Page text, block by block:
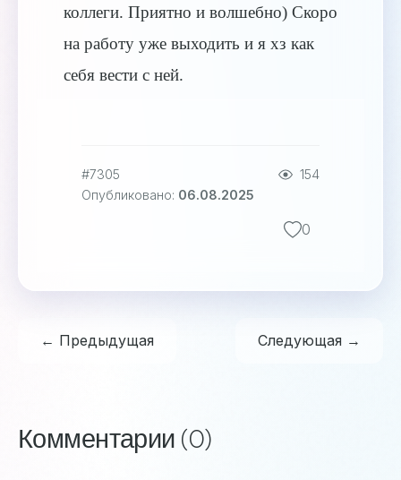
коллеги. Приятно и волшебно) Скоро
на работу уже выходить и я хз как
себя вести с ней.
#7305
154
Опубликовано: 06.08.2025
0
← Предыдущая Следующая →
Комментарии (0)